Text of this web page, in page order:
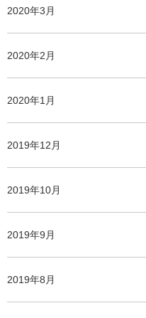
2020年3月
2020年2月
2020年1月
2019年12月
2019年10月
2019年9月
2019年8月